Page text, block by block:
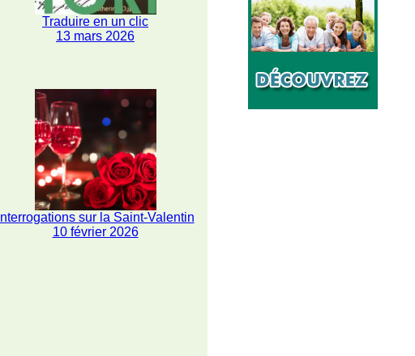
Traduire en un clic
13 mars 2026
Interrogations sur la Saint-Valentin
10 février 2026